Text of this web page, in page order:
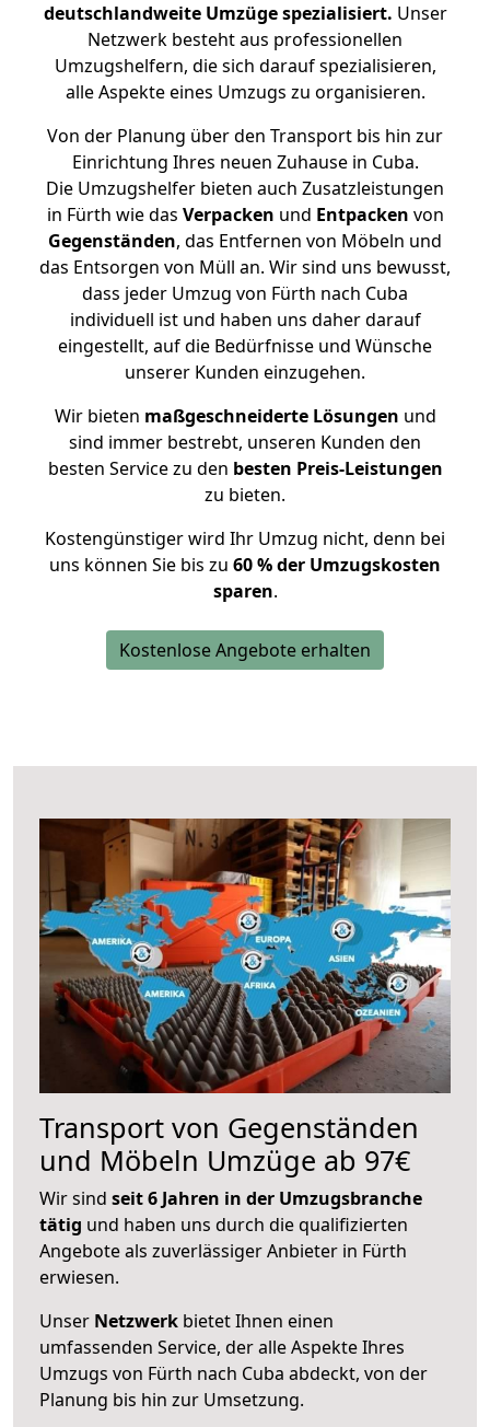
deutschlandweite Umzüge spezialisiert. Unser
Netzwerk besteht aus professionellen
Umzugshelfern, die sich darauf spezialisieren,
alle Aspekte eines Umzugs zu organisieren.
Von der Planung über den Transport bis hin zur
Einrichtung Ihres neuen Zuhause in Cuba.
Die Umzugshelfer bieten auch Zusatzleistungen
in Fürth wie das Verpacken und Entpacken von
Gegenständen, das Entfernen von Möbeln und
das Entsorgen von Müll an. Wir sind uns bewusst,
dass jeder Umzug von Fürth nach Cuba
individuell ist und haben uns daher darauf
eingestellt, auf die Bedürfnisse und Wünsche
unserer Kunden einzugehen.
Wir bieten maßgeschneiderte Lösungen und
sind immer bestrebt, unseren Kunden den
besten Service zu den besten Preis-Leistungen
zu bieten.
Kostengünstiger wird Ihr Umzug nicht, denn bei
uns können Sie bis zu 60 % der Umzugskosten
sparen.
Kostenlose Angebote erhalten
Transport von Gegenständen
und Möbeln Umzüge ab 97€
Wir sind seit 6 Jahren in der Umzugsbranche
tätig und haben uns durch die qualifizierten
Angebote als zuverlässiger Anbieter in Fürth
erwiesen.
Unser Netzwerk bietet Ihnen einen
umfassenden Service, der alle Aspekte Ihres
Umzugs von Fürth nach Cuba abdeckt, von der
Planung bis hin zur Umsetzung.